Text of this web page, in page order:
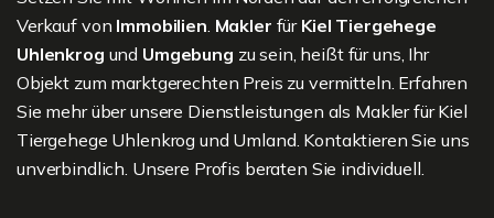
Verkauf von Immobilien Makler für Kiel Tiergehege
Uhlenkrog und Umgebung zu sein, heißt für uns, Ihr
Objekt zum marktgerechten Preis zu vermitteln. Erfahren
Sie mehr über unsere Dienstleistungen als Makler für Kiel
Tiergehege Uhlenkrog und Umland. Kontaktieren Sie uns
unverbindlich. Unsere Profis beraten Sie individuell.